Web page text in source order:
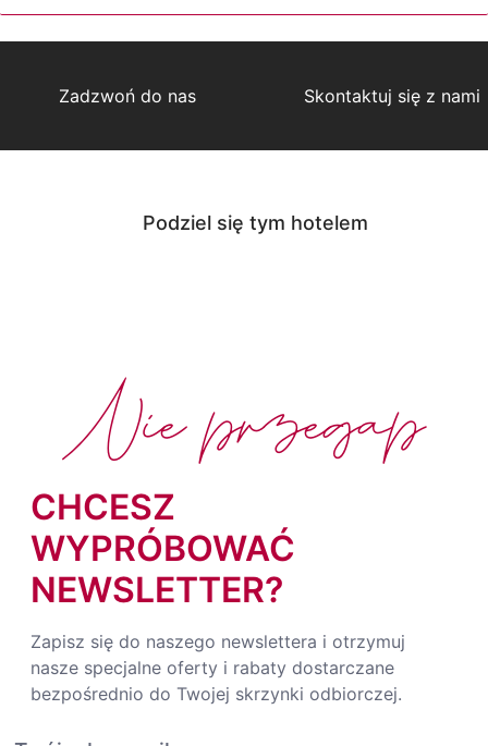
Zadzwoń do nas Skontaktuj się z nami
Podziel się tym hotelem
CHCESZ
WYPRÓBOWAĆ
NEWSLETTER?
Zapisz się do naszego newslettera i otrzymuj
nasze specjalne oferty i rabaty dostarczane
bezpośrednio do Twojej skrzynki odbiorczej.
Nie przegap